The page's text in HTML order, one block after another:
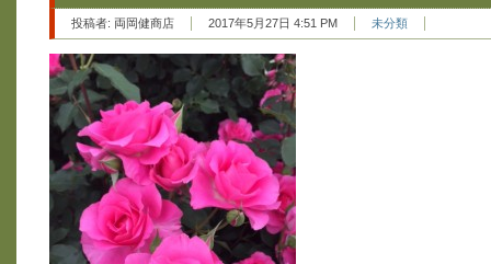
投稿者: 両岡健商店 2017年5月27日 4:51 PM 未分類